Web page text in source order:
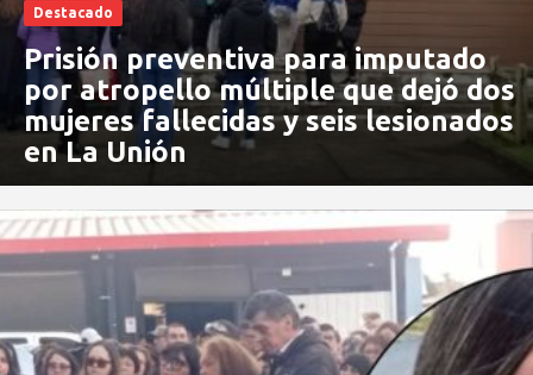
Destacado
Prisión preventiva para imputado
por atropello múltiple que dejó dos
mujeres fallecidas y seis lesionados
en La Unión